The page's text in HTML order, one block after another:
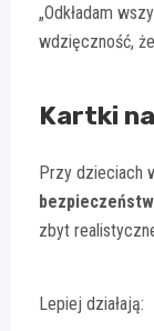
„Odkładam
wdzięczność,
Kartki
Przy dzieciach
zbyt
Lepiej działają: